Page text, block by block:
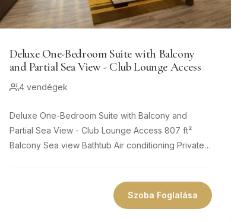
Deluxe One-Bedroom Suite with Balcony
and Partial Sea View - Club Lounge Access
4 vendégek
Deluxe One-Bedroom Suite with Balcony and
Partial Sea View - Club Lounge Access 807 ft²
Balcony Sea view Bathtub Air conditioning Private
Szoba Foglalása